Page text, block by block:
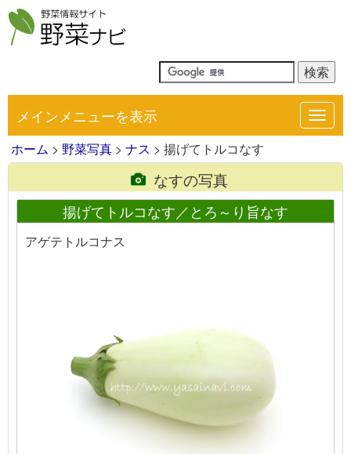
メインメニューを表示
ホーム > 野菜写真 > ナス > 揚げてトルコなす
なすの写真
揚げてトルコなす／とろ～り旨なす
アゲテトルコナス